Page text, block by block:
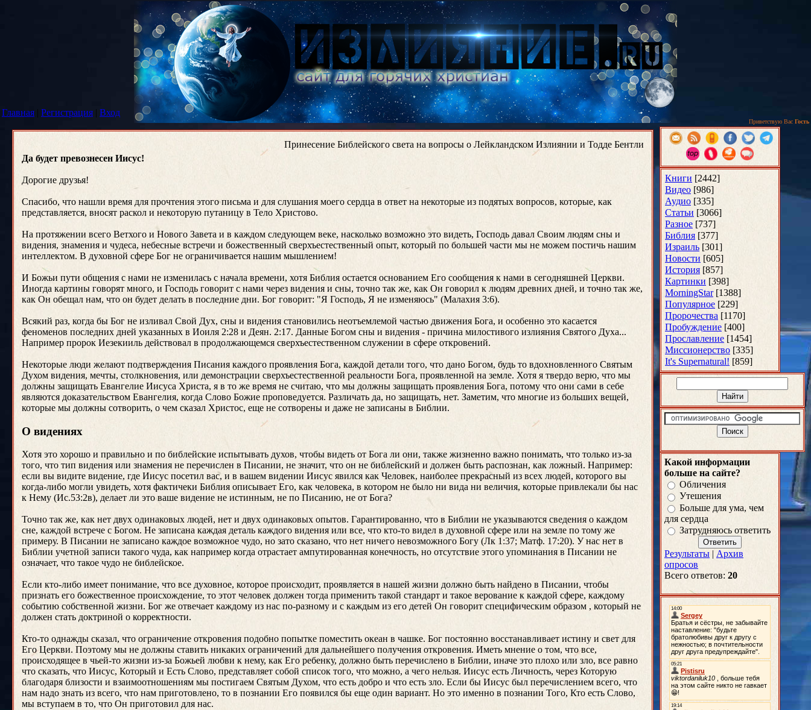
Главная | Регистрация | Вход
Приветствую Вас Гость
Принесение Библейского света на вопросы о Лейкландском Излиянии и Тодде Бентли
Да будет превознесен Иисус!
Дорогие друзья!
Спасибо, что нашли время для прочтения этого письма и для слушания моего сердца в ответ на некоторые из подятых вопросов, которые, как
представляется, вносят раскол и некоторую путаницу в Тело Христово.
На протяжении всего Ветхого и Нового Завета и в каждом следующем веке, насколько возможно это видеть, Господь давал Своим людям сны и
видения, знамения и чудеса, небесные встречи и божественный сверхъестественный опыт, который по большей части мы не можем постичь нашим
интеллектом. В духовной сфере Бог не ограничивается нашим мышлением!
И Божьи пути общения с нами не изменилась с начала времени, хотя Библия остается основанием Его сообщения к нами в сегодняшней Церкви.
Иногда картины говорят много, и Господь говорит с нами через видения и сны, точно так же, как Он говорил к людям древних дней, и точно так же,
как Он обещал нам, что он будет делать в последние дни. Бог говорит: "Я Господь, Я не изменяюсь" (Малахия 3:6).
Всякий раз, когда бы Бог не изливал Свой Дух, сны и видения становились неотъемлемой частью движения Бога, и особенно это касается
феноменов последних дней указанных в Иоиля 2:28 и Деян. 2:17. Данные Богом сны и видения - причина милостивого излияния Святого Духа...
Например пророк Иезекииль действовал в продолжающемся сверхъестественном служении в сфере откровений.
Некоторые люди желают подтверждения Писания каждого проявления Бога, каждой детали того, что дано Богом, будь то вдохновленного Святым
Духом видения, мечты, столкновения, или демонстрации сверхъестественной реальности Бога, проявленной на земле. Хотя я твердо верю, что мы
должны защищать Евангелие Иисуса Христа, я в то же время не считаю, что мы должны защищать проявления Бога, потому что они сами в себе
являются доказательством Евангелия, когда Слово Божие проповедуется. Различать да, но защищать, нет. Заметим, что многие из больших вещей,
которые мы должны сотворить, о чем сказал Христос, еще не сотворены и даже не записаны в Библии.
О видениях
Хотя это хорошо и правильно и по библейские испытывать духов, чтобы видеть от Бога ли они, также жизненно важно понимать, что только из-за
того, что тип видения или знамения не перечислен в Писании, не значит, что он не библейский и должен быть распознан, как ложный. Например:
если вы видите видение, где Иисус посетил вас, и в вашем видении Иисус явился как Человек, наиболее прекрасный из всех людей, которого вы
когда-либо могли увидеть, хотя фактичеки Библия описывает Его, как человека, в котором не было ни вида ни величия, которые привлекали бы нас
к Нему (Ис.53:2в), делает ли это ваше видение не истинным, не по Писанию, не от Бога?
Точно так же, как нет двух одинаковых людей, нет и двух одинаковых опытов. Гарантированно, что в Библии не указываются сведения о каждом
сне, каждой встрече с Богом. Не записана каждая деталь каждого видения или все, что кто-то видел в духовной сфере или на земле по тому же
примеру. В Писании не записано каждое возможное чудо, но зато сказано, что нет ничего невозможного Богу (Лк 1:37; Maтф. 17:20). У нас нет в
Библии учетной записи такого чуда, как например когда отрастает ампутированная конечность, но отсутствие этого упоминания в Писании не
означает, что такое чудо не библейское.
Если кто-либо имеет понимание, что все духовное, которое происходит, проявляется в нашей жизни должно быть найдено в Писании, чтобы
признать его божественное происхождение, то этот человек должен тогда применить такой стандарт и такое верование к каждой сфере, каждому
событию собственной жизни. Бог же отвечает каждому из нас по-разному и с каждым из его детей Он говорит специфическим образом , который не
должен стать доктриной о корректности.
Кто-то однажды сказал, что ограничение откровения подобно попытке поместить океан в чашке. Бог постоянно восстанавливает истину и свет для
Его Церкви. Поэтому мы не должны ставить никаких ограничений для дальнейшего получения откровения. Иметь мнение о том, что все,
происходящее в чьей-то жизни из-за Божьей любви к нему, как Его ребенку, должно быть перечислено в Библии, иначе это плохо или зло, все равно
что сказать, что Иисус, Который и Есть Слово, представляет собой список того, что можно, а чего нельзя. Иисус есть Личность, через Которую
благодаря близости и взаимоотношениям мы постигаем Святым Духом, что есть добро и что есть зло. Если бы Иисус был перечислением всего, что
нам надо знать из всего, что нам приготовлено, то в познании Его появился бы еще один вариант. Но это именно в познании Того, Кто есть Слово,
мы вступаем в то, что Он приготовил для нас.
Книги [2442]
Видео [986]
Аудио [335]
Статьи [3066]
Разное [737]
Библия [377]
Израиль [301]
Новости [605]
История [857]
Картинки [398]
MorningStar [1388]
Популярное [229]
Пророчества [1170]
Пробуждение [400]
Прославление [1454]
Миссионерство [335]
It's Supernatural! [859]
Какой информации
больше на сайте?
Обличения
Утешения
Больше для ума, чем
для сердца
Затрудняюсь ответить
Результаты | Архив
опросов
Всего ответов: 20